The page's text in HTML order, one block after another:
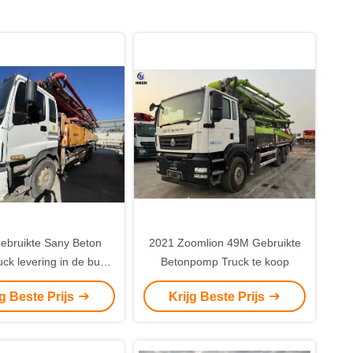
Sany Beton
levering in de buurt
Midden-Oosten met
chassis 48M
Beste Prijs
2021 Zoomlion 49M Gebruikte
Betonpomp Truck te koop
Krijg Beste Prijs